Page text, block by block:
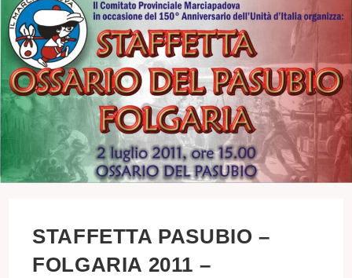
STAFFETTA PASUBIO –
FOLGARIA 2011 –